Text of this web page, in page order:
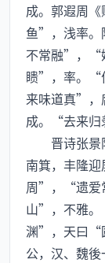
成。郭遐周
鱼”，浅率。
不常融”，“
瞆”，率。“
来味道真”
成。“去来归
晋诗张景
南箕，丰隆
周”，“遗爱
山”，不雅
渊”，天曰“
公，汉、魏